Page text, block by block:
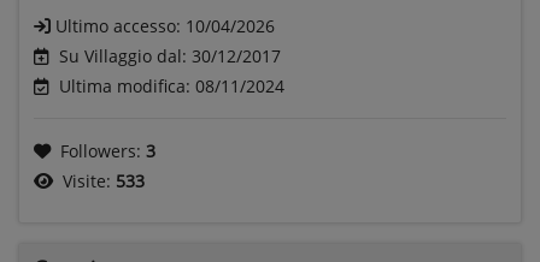
Ultimo accesso: 10/04/2026
Su Villaggio dal: 30/12/2017
Ultima modifica: 08/11/2024
Followers: 3
Visite: 533